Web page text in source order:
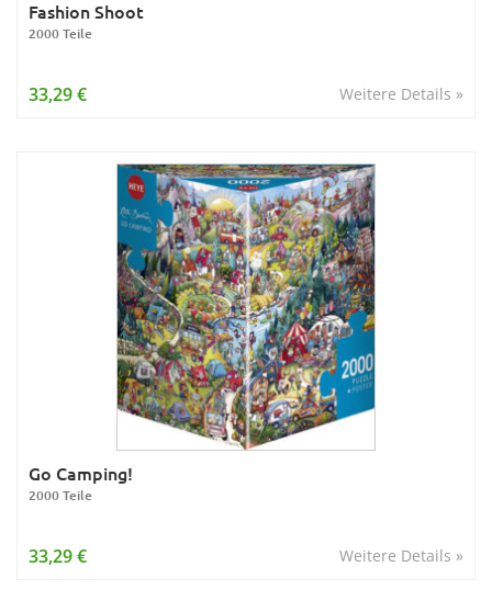
Fashion Shoot
2000 Teile
Weitere Details »
33,29 €
Go Camping!
2000 Teile
Weitere Details »
33,29 €